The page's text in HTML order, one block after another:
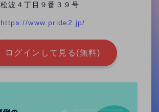
松波４丁目９番３９号
https://www.pride2.jp/
ログインして見る(無料)